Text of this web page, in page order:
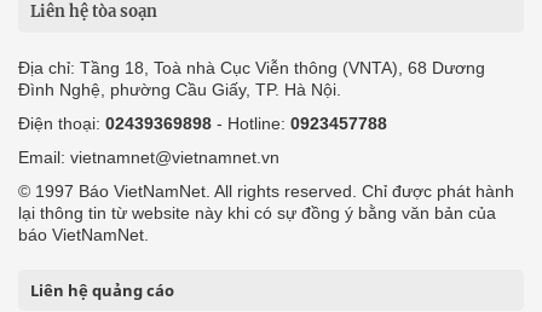
Liên hệ tòa soạn
Địa chỉ: Tầng 18, Toà nhà Cục Viễn thông (VNTA), 68 Dương
Đình Nghệ, phường Cầu Giấy, TP. Hà Nội.
Điện thoại: 02439369898 - Hotline: 0923457788
Email: vietnamnet@vietnamnet.vn
© 1997 Báo VietNamNet. All rights reserved. Chỉ được phát hành
lại thông tin từ website này khi có sự đồng ý bằng văn bản của
báo VietNamNet.
Liên hệ quảng cáo